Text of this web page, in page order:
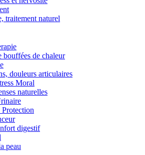
traitement naturel
bouffées de chaleur
douleurs articulaires
Moral
naturelles
digestif
peau